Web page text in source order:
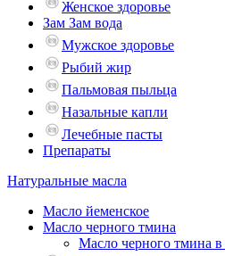
Женское здоровье
Зам Зам вода
Мужское здоровье
Рыбий жир
Пальмовая пыльца
Назальные капли
Лечебные пасты
Препараты
Натуральные масла
Масло йеменское
Масло черного тмина
Масло черного тмина в